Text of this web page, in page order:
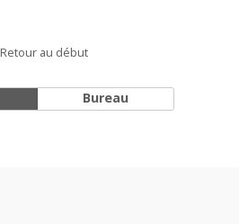
Retour au début
Bureau